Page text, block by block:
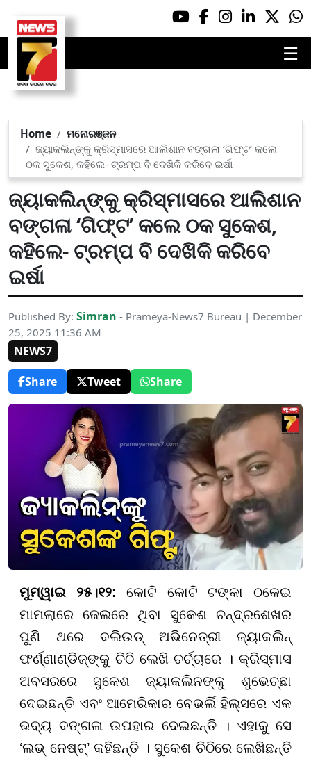
☰
Home
ମନୋରଞ୍ଜନ
ଜ୍ୟାକଲିନ୍‌ଙ୍କୁ କ୍ରିସ୍‌ମାସରେ ଆଲିଶାନ ବଙ୍ଗଳା ‘ଗିଫ୍ଟ’ କଲେ
ଠକ ସୁକେଶ, କହିଲେ- ଟ୍ରମ୍ପ ବି ଦେଖିକି କରିବେ ଇର୍ଷା
ଜ୍ୟାକଲିନ୍‌ଙ୍କୁ କ୍ରିସ୍‌ମାସରେ ଆଲିଶାନ
ବଙ୍ଗଳା ‘ଗିଫ୍ଟ’ କଲେ ଠକ ସୁକେଶ,
କହିଲେ- ଟ୍ରମ୍ପ ବି ଦେଖିକି କରିବେ
ଇର୍ଷା
Published By: Simran - Prameya-News7 Bureau | December
25, 2025 11:36 AM
NEWS7
Share
Tweet Share
ମୁମ୍ୱାଇ ୨୫।୧୨: କୋଟି କୋଟି ଟଙ୍କା ଠକେଇ
ମାମଲାରେ ଜେଲରେ ଥିବା ସୁକେଶ ଚନ୍ଦ୍ରଶେଖର
ପୁଣି ଥରେ ବଲିଉଡ୍ ଅଭିନେତ୍ରୀ ଜ୍ୟାକଲିନ୍
ଫର୍ଣ୍ଣାଣ୍ଡିଜ୍ଙ୍କୁ ଚିଠି ଲେଖି ଚର୍ଚ୍ଚାରେ । କ୍ରିସ୍ମାସ
ଅବସରରେ ସୁକେଶ ଜ୍ୟାକଲିନଙ୍କୁ ଶୁଭେଚ୍ଛା
ଦେଇଛନ୍ତି ଏବଂ ଆମେରିକାର ବେଭର୍ଲି ହିଲ୍ସରେ ଏକ
ଭବ୍ୟ ବଙ୍ଗଳା ଉପହାର ଦେଇଛନ୍ତି । ଏହାକୁ ସେ
‘ଲଭ୍ ନେଷ୍ଟ୍’ କହିଛନ୍ତି । ସୁକେଶ ଚିଠିରେ ଲେଖିଛନ୍ତି